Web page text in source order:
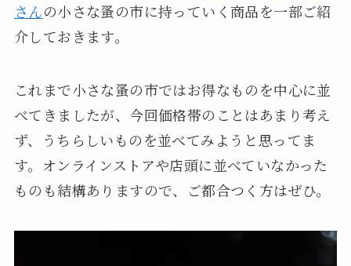
さんの小さな蚤の市に持っていく商品を一部ご紹
介しておきます。
これまで小さな蚤の市ではお得なものを中心に並
べてきましたが、今回価格帯のことはあまり考え
ず、うちらしいものを並べてみようと思ってま
す。オンラインストアや店頭に並べていなかった
ものも結構ありますので、ご都合つく方はぜひ。